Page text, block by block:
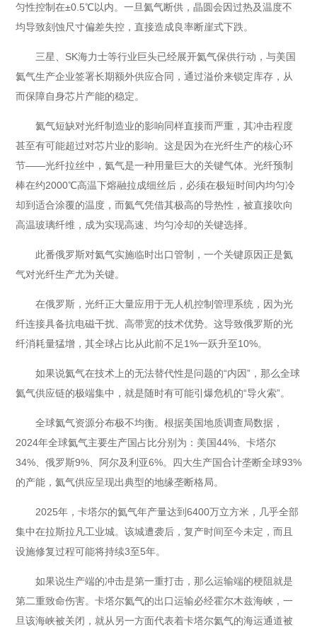
匀性控制在±0.5℃以内。一旦氦气断供，晶圆会因过热及温度不
均导致刻蚀尺寸偏差失控，直接造成良率断崖式下跌。
三星、SK海力士等行业巨头已经展开氦气保供行动，与美国
氦气生产企业签署长期额外供应合同，通过溢价来锁定库存，从
而保障自身芯片产能的稳定。
氦气短缺对光纤制造业的影响同样直接而严重，其冲击程度
甚至有可能超过对芯片业的影响。这是因为在光纤生产的核心环
节——光纤拉丝中，氦气是一种用量巨大的关键气体。光纤预制
棒在约2000℃高温下熔融拉成细丝后，必须在极短时间内均匀冷
却到适合涂覆的温度，而氦气凭借其极高的导热性，被直接吹向
高温玻璃纤维，成为实现高速、均匀冷却的关键选择。
此番俄罗斯对氦气实施临时出口管制，一个关键原因正是氦
气对光纤生产尤为关键。
在俄罗斯，光纤正大量应用于无人机控制管理系统，因为光
纤连接具备抗电磁干扰、高带宽的技术优势。这导致俄罗斯的光
纤消耗量猛增，其全球占比从此前不足1%一跃升至10%。
如果说氦气在技术上的无法替代性是问题的“内因”，那么全球
氦气供应链的极端集中，就是随时有可能引爆危机的“导火索”。
全球氦气资源分布极不均衡。根据美国地质调查局数据，
2024年全球氦气主要生产国占比分别为：美国44%、卡塔尔
34%、俄罗斯9%、阿尔及利亚6%。四大生产国合计垄断全球93%
的产能，氦气供应呈现出典型的地缘垄断格局。
2025年，卡塔尔的氦气年产量达到6400万立方米，几乎全部
集中在拉斯拉凡工业城。该城遭袭后，复产时间至今未定，而且
设施修复过程可能将持续3至5年。
如果说生产端的冲击是第一重打击，那么运输端的梗阻就是
第二重致命伤害。卡塔尔氦气的出口运输必经霍尔木兹海峡，一
旦该海峡被关闭，就从另一方面代表着卡塔尔氦气的海运通道被